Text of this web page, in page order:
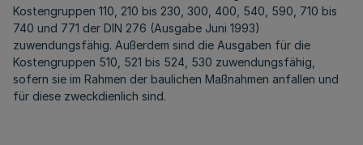
Kostengruppen 110, 210 bis 230, 300, 400, 540, 590, 710 bis
740 und 771 der DIN 276 (Ausgabe Juni 1993)
zuwendungsfähig. Außerdem sind die Ausgaben für die
Kostengruppen 510, 521 bis 524, 530 zuwendungsfähig,
sofern sie im Rahmen der baulichen Maßnahmen anfallen und
für diese zweckdienlich sind.